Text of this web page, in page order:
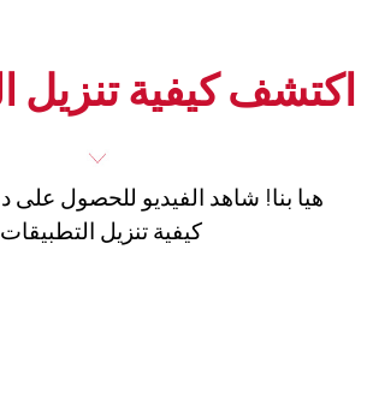
اكتشف كيفية تنزيل
هيا بنا! شاهد الفيديو للحصول على
كيفية تنزيل